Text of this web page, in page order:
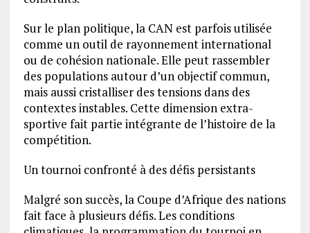
Sur le plan politique, la CAN est parfois utilisée
comme un outil de rayonnement international
ou de cohésion nationale. Elle peut rassembler
des populations autour d’un objectif commun,
mais aussi cristalliser des tensions dans des
contextes instables. Cette dimension extra-
sportive fait partie intégrante de l’histoire de la
compétition.
Un tournoi confronté à des défis persistants
Malgré son succès, la Coupe d’Afrique des nations
fait face à plusieurs défis. Les conditions